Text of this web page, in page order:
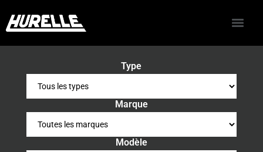
Type
Marque
Modèle